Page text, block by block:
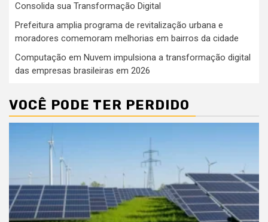
Consolida sua Transformação Digital
Prefeitura amplia programa de revitalização urbana e
moradores comemoram melhorias em bairros da cidade
Computação em Nuvem impulsiona a transformação digital
das empresas brasileiras em 2026
VOCÊ PODE TER PERDIDO